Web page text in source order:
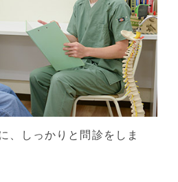
、しっかりと問診をしま